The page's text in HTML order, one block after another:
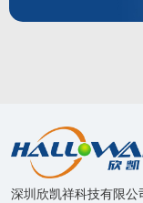
深圳欣凯祥科技有限